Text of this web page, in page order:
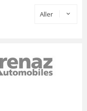
Aller